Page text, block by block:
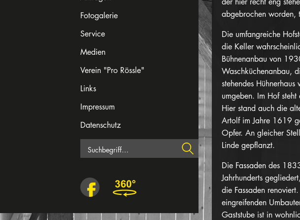
Fotogalerie
Service
Medien
Verein "Pro Rössle"
Links
Impressum
Datenschutz
abgebrochen worden,
Die umfangreiche
die Keller
Bühnenanbau von
Waschküchenanbau,
stehendes
umgeben. Im Hof steht
Hier stand auch die
Artolf im Jahre 1619
Opfer. An gleicher
Linde gepflanzt.
Die Fassaden des
Jahrhunderts
die Fassaden
eingreifenden
Gaststube ist in